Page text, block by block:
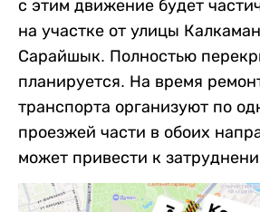
с этим движение будет
на участке от улицы
Сарайшык. Полностью
планируется. На время
транспорта организуют по
проезжей части в обоих
может привести к